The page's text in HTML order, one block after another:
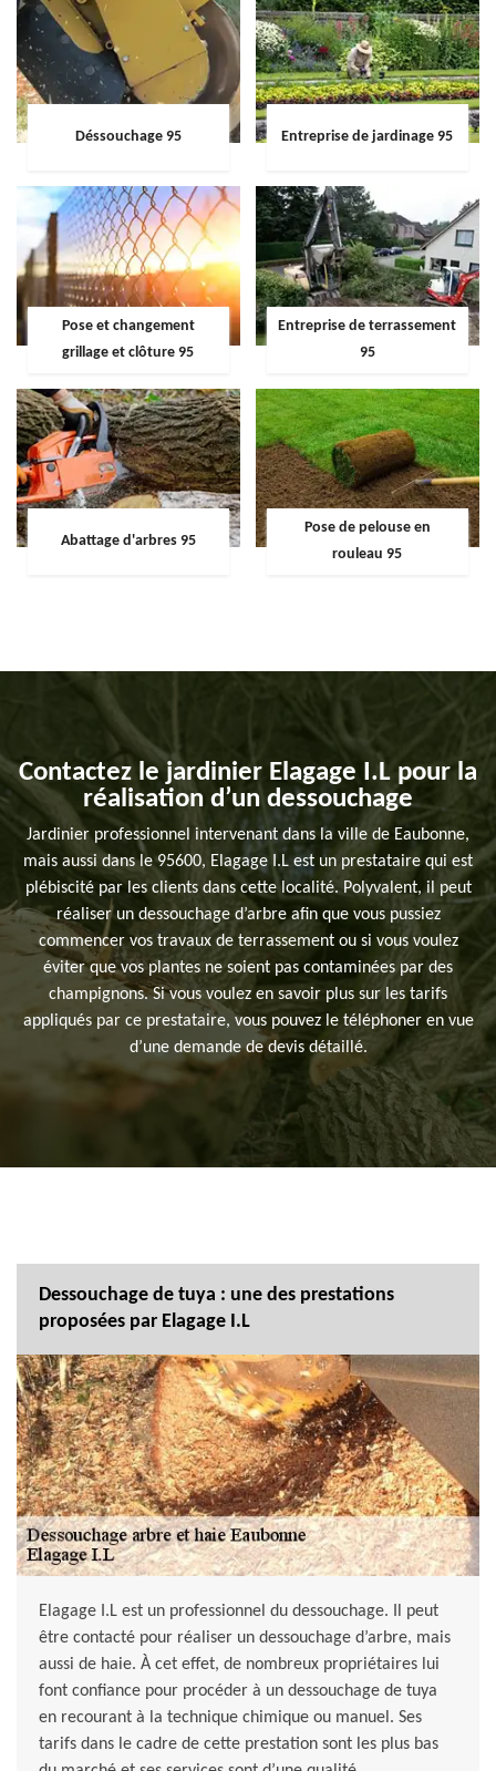
Déssouchage 95 Entreprise de jardinage 95
Pose et changement
grillage et clôture 95
Entreprise de terrassement
95
Abattage d'arbres 95
Pose de pelouse en
rouleau 95
Contactez le jardinier Elagage I.L pour la
réalisation d’un dessouchage
Jardinier professionnel intervenant dans la ville de Eaubonne,
mais aussi dans le 95600, Elagage I.L est un prestataire qui est
plébiscité par les clients dans cette localité. Polyvalent, il peut
réaliser un dessouchage d’arbre afin que vous pussiez
commencer vos travaux de terrassement ou si vous voulez
éviter que vos plantes ne soient pas contaminées par des
champignons. Si vous voulez en savoir plus sur les tarifs
appliqués par ce prestataire, vous pouvez le téléphoner en vue
d’une demande de devis détaillé.
Dessouchage de tuya : une des prestations
proposées par Elagage I.L
Elagage I.L est un professionnel du dessouchage. Il peut
être contacté pour réaliser un dessouchage d’arbre, mais
aussi de haie. À cet effet, de nombreux propriétaires lui
font confiance pour procéder à un dessouchage de tuya
en recourant à la technique chimique ou manuel. Ses
tarifs dans le cadre de cette prestation sont les plus bas